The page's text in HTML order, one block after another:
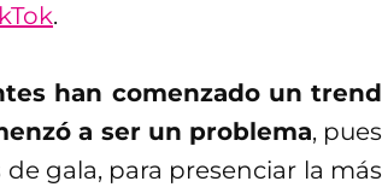
.
han comenzado un trend
a ser un problema, pues
gala, para presenciar la más